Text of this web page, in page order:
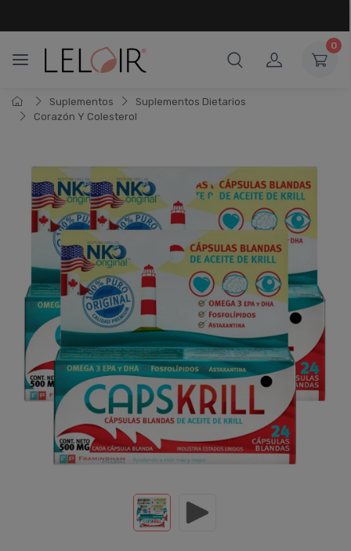
0
Suplementos
Suplementos Dietarios
Corazón Y Colesterol